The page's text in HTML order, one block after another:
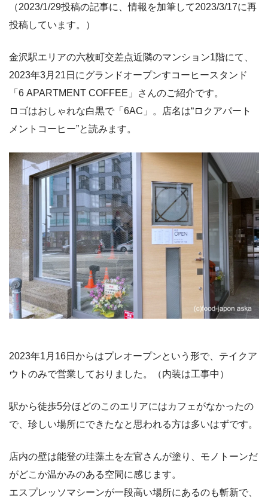
（2023/1/29投稿の記事に、情報を加筆して2023/3/17に再
投稿しています。）
金沢駅エリアの六枚町交差点近隣のマンション1階にて、
2023年3月21日にグランドオープンすコーヒースタンド
「6 APARTMENT COFFEE」さんのご紹介です。
ロゴはおしゃれな白黒で「6AC」。店名は“ロクアパート
メントコーヒー”と読みます。
2023年1月16日からはプレオープンという形で、テイクア
ウトのみで営業しておりました。（内装は工事中）
駅から徒歩5分ほどのこのエリアにはカフェがなかったの
で、珍しい場所にできたなと思われる方は多いはずです。
店内の壁は能登の珪藻土を左官さんが塗り、モノトーンだ
がどこか温かみのある空間に感じます。
エスプレッソマシーンが一段高い場所にあるのも斬新で、